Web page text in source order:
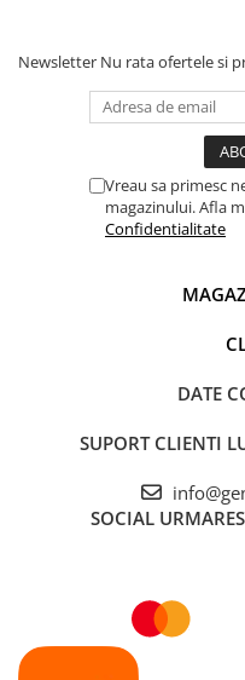
Newsletter Nu rata ofertele si
Vreau sa primesc
magazinului. Afla
Confidentialitate
DATE
SUPORT CLIENTI
SOCIAL